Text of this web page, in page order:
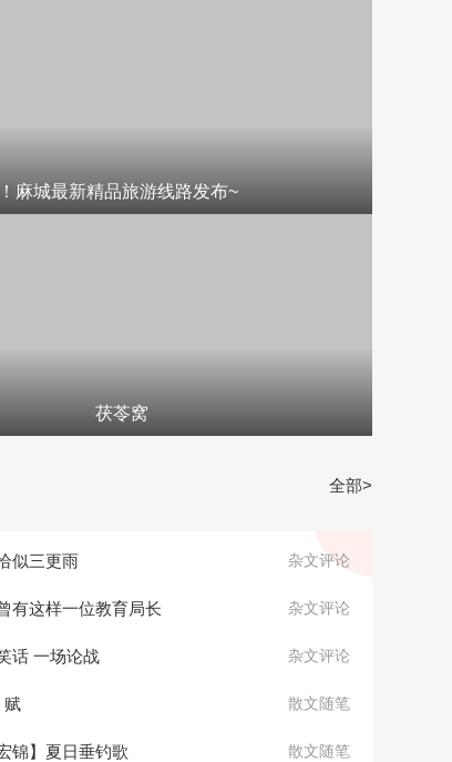
麻城最新精品旅游线路发布~
茯苓窝
全部>
似三更雨 杂文评论
有这样一位教育局长 杂文评论
话 一场论战 杂文评论
赋 散文随笔
锦】夏日垂钓歌 散文随笔